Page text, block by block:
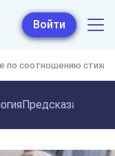
Войти
по соотношению стихий